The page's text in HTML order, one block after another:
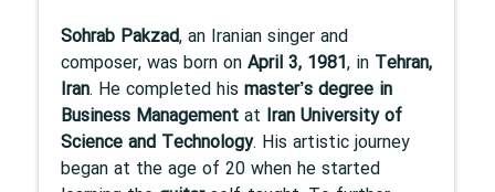
Sohrab Pakzad, an Iranian singer and
composer, was born onApril 3, 1981, in Tehran,
Iran. He completed his master’s degree in
Business Managementat Iran University of
Science and Technology. His artistic journey
began at the age of 20 when he started